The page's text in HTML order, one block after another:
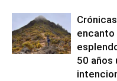
encanto
50 años